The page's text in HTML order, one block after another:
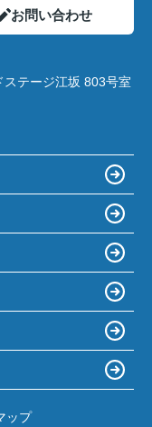
お問い合わせ
ステージ江坂 803号室
ップ